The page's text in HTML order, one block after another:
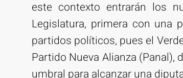
este contexto entrarán los
Legislatura, primera con una
partidos políticos, pues el
Partido Nueva Alianza
umbral para alcanzar una